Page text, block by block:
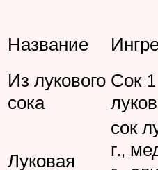
Название
Из лукового
сока
Сок 1
Луковая
сок
г.,